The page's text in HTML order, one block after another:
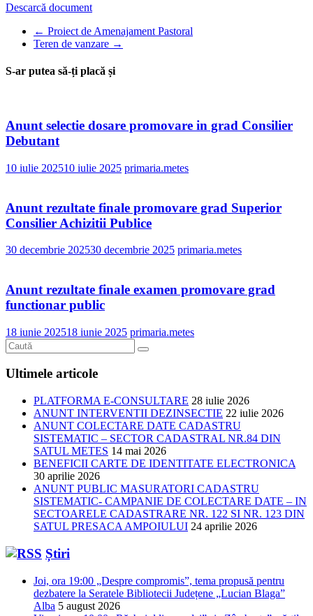
Descarcă document
← Proiect de Amenajament Pastoral
Teren de vanzare →
S-ar putea să-ți placă și
Anunt selectie dosare promovare in grad Consilier
Debutant
10 iulie 202510 iulie 2025 primaria.metes
Anunt rezultate finale promovare grad Superior
Consilier Achizitii Publice
30 decembrie 202530 decembrie 2025 primaria.metes
Anunt rezultate finale examen promovare grad
functionar public
18 iunie 202518 iunie 2025 primaria.metes
Ultimele articole
PLATFORMA E-CONSULTARE 28 iulie 2026
ANUNT INTERVENTII DEZINSECTIE 22 iulie 2026
ANUNT COLECTARE DATE CADASTRU
SISTEMATIC – SECTOR CADASTRAL NR.84 DIN
SATUL METES 14 mai 2026
BENEFICII CARTE DE IDENTITATE ELECTRONICA
30 aprilie 2026
ANUNT PUBLIC MASURATORI CADASTRU
SISTEMATIC- CAMPANIE DE COLECTARE DATE – IN
SECTOARELE CADASTRARE NR. 122 SI NR. 123 DIN
SATUL PRESACA AMPOIULUI 24 aprilie 2026
Știri
Joi, ora 19:00 „Despre compromis”, tema propusă pentru
dezbatere la Seratele Bibliotecii Județene „Lucian Blaga”
Alba 5 august 2026